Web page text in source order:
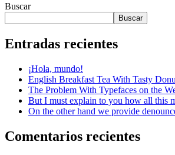
Buscar
Buscar
Entradas recientes
¡Hola, mundo!
English Breakfast Tea With Tasty
The Problem With Typefaces on the
But I must explain to you how all this
On the other hand we provide
Comentarios recientes